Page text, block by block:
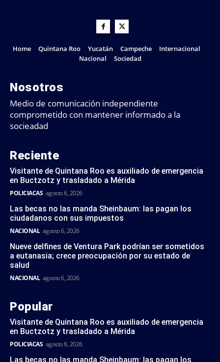
Home Quintana Roo Yucatán Campeche
Internacional
Nacional
Sociedad
Nosotros
Medio de comunicación independiente
comprometido con mantener informado a la
socieadad
Reciente
Visitante de Quintana Roo es auxiliado de emergencia
en Buctzotz y trasladado a Mérida
POLICIACAS agosto 6, 2026
Las becas no las manda Sheinbaum: las pagan los
ciudadanos con sus impuestos
NACIONAL agosto 6, 2026
Nueve delfines de Ventura Park podrían ser sometidos
a eutanasia; crece preocupación por su estado de
salud
NACIONAL agosto 6, 2026
Popular
Visitante de Quintana Roo es auxiliado de emergencia
en Buctzotz y trasladado a Mérida
POLICIACAS agosto 6, 2026
Las becas no las manda Sheinbaum: las pagan los